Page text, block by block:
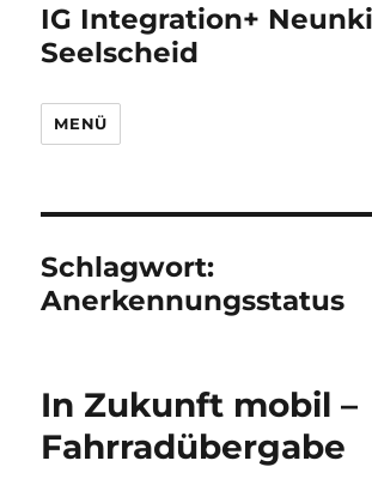
IG Integration+
Seelscheid
MENÜ
Schlagwort:
Anerkennungsstatus
In Zukunft mobil –
Fahrradübergabe